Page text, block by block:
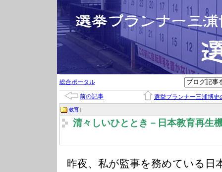
総合ポータル
前の記事 選挙プランナー三浦博史
教育 |
清々しいひととき－日本教育再生
昨夜、私が監事を務めている日